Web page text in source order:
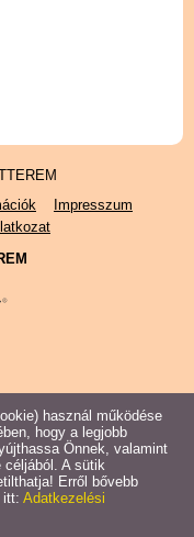
Impresszum
használ működése
hogy a legjobb
Önnek, valamint
céljából. A sütik
Erről bővebb
itt: Adatkezelési